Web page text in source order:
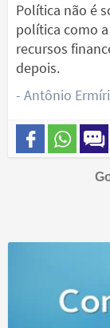
Política não é
política como
recursos
depois.
- Antônio